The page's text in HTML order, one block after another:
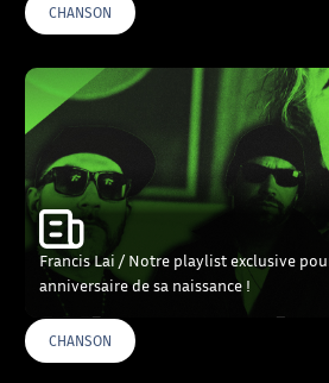
CHANSON
Francis Lai / Notre playlist exclusive
anniversaire de sa naissance !
CHANSON